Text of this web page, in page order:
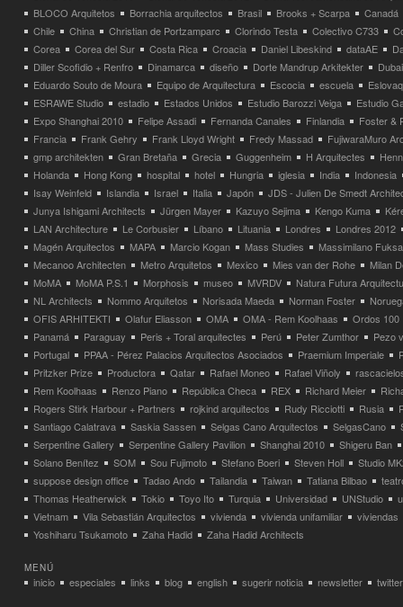
BLOCO Arquitetos
Borrachia arquitectos Brasil Brooks + Scarpa
Canadá
Chile
China Christian de Portzamparc Clorindo Testa Colectivo C733
Corea
Corea del Sur Costa Rica Croacia Daniel Libeskind dataAE
Diller Scofidio + Renfro
Dinamarca diseño Dorte Mandrup Arkitekter
Dubai
Eduardo Souto de Moura
Equipo de Arquitectura Escocia escuela
ESRAWE Studio
estadio Estados Unidos Estudio Barozzi Veiga
Estudio
Expo Shanghai 2010
Felipe Assadi Fernanda Canales Finlandia
Foster &
Francia
Frank Gehry Frank Lloyd Wright Fredy Massad
FujiwaraMuro
gmp architekten
Gran Bretaña Grecia Guggenheim H Arquitectes
Holanda
Hong Kong hospital hotel Hungria iglesia India
Indonesia
Isay Weinfeld
Islandia Israel Italia Japón
JDS - Julien De Smedt
Junya Ishigami Architects
Jürgen Mayer Kazuyo Sejima Kengo Kuma
LAN Architecture
Le Corbusier Líbano Lituania Londres
Londres 2012
Magén Arquitectos
MAPA Marcio Kogan Mass Studies
Massimilano
Mecanoo Architecten
Metro Arquitetos Mexico Mies van der Rohe
Milan
MoMA
MoMA P.S.1 Morphosis museo MVRDV
Natura Futura
NL Architects
Nommo Arquitetos Norisada Maeda Norman Foster
OFIS ARHITEKTI
Olafur Eliasson OMA OMA - Rem Koolhaas
Ordos 100
Panamá
Paraguay Peris + Toral arquitectes Perú Peter Zumthor
Pezo
Portugal
PPAA - Pérez Palacios Arquitectos Asociados Praemium Imperiale
Pritzker Prize
Productora Qatar Rafael Moneo Rafael Viñoly
Rem Koolhaas
Renzo Piano República Checa REX Richard Meier
Rogers Stirk Harbour + Partners
rojkind arquitectos Rudy Ricciotti Rusia
Santiago Calatrava
Saskia Sassen Selgas Cano Arquitectos SelgasCano
Serpentine Gallery
Serpentine Gallery Pavilion Shanghai 2010
Shigeru Ban
Solano Benítez
SOM Sou Fujimoto Stefano Boeri Steven Holl
Studio
suppose design office
Tadao Ando Tailandia Taiwan Tatiana Bilbao
Thomas Heatherwick
Tokio Toyo Ito Turquia Universidad UNStudio
Vietnam
Vila Sebastián Arquitectos vivienda vivienda unifamiliar
viviendas
Yoshiharu Tsukamoto
Zaha Hadid Zaha Hadid Architects
MENÚ
inicio especiales links blog english sugerir noticia newsletter twitter